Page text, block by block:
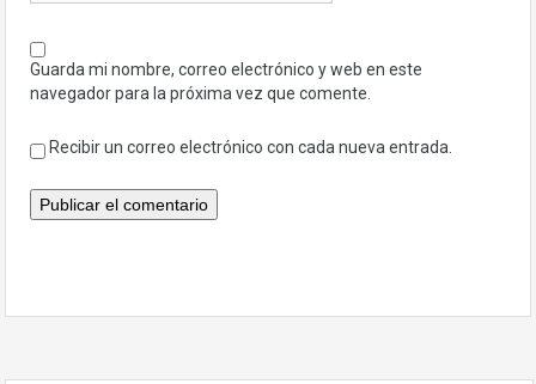
Guarda mi nombre, correo electrónico y web en este
navegador para la próxima vez que comente.
Recibir un correo electrónico con cada nueva entrada.